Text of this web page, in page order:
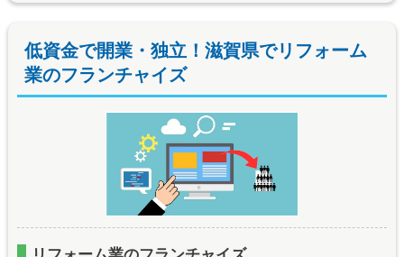
低資金で開業・独立！滋賀県でリフォーム
業のフランチャイズ